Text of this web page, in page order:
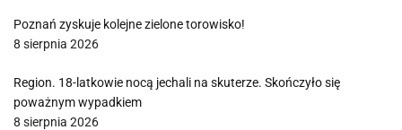
Poznań zyskuje kolejne zielone torowisko!
8 sierpnia 2026
Region. 18-latkowie nocą jechali na skuterze. Skończyło się
poważnym wypadkiem
8 sierpnia 2026